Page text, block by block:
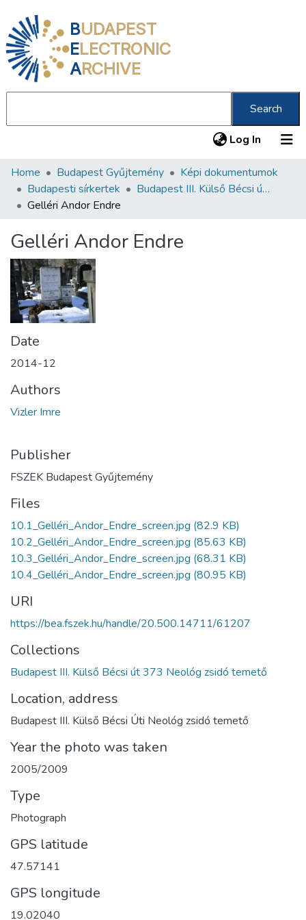
BUDAPEST
ELECTRONIC
ARCHIVE
Search
Log In (current)
Communities & Collections
All of DSpace
About us
Home Budapest Gyűjtemény
Képi dokumentumok
Budapesti sírkertek
Budapest III. Külső Bécsi út 373 Neológ zsidó temető
Gelléri Andor Endre
Gelléri Andor Endre
Date
2014-12
Authors
Vizler Imre
Publisher
FSZEK Budapest Gyűjtemény
Files
10.1_Gelléri_Andor_Endre_screen.jpg (82.9 KB)
10.2_Gelléri_Andor_Endre_screen.jpg (85.63 KB)
10.3_Gelléri_Andor_Endre_screen.jpg (68.31 KB)
10.4_Gelléri_Andor_Endre_screen.jpg (80.95 KB)
URI
https://bea.fszek.hu/handle/20.500.14711/61207
Collections
Budapest III. Külső Bécsi út 373 Neológ zsidó temető
Location, address
Budapest III. Külső Bécsi Úti Neológ zsidó temető
Year the photo was taken
2005/2009
Type
Photograph
GPS latitude
47.57141
GPS longitude
19.02040